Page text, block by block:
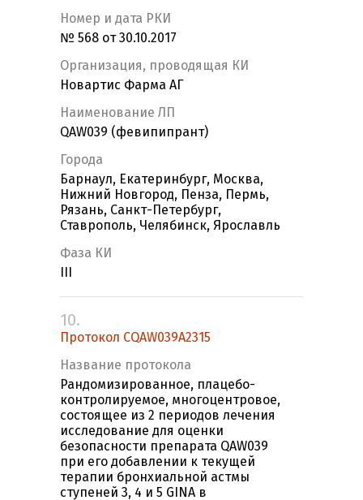
Номер и дата РКИ
№ 568 от 30.10.2017
Организация, проводящая КИ
Новартис Фарма АГ
Наименование ЛП
QAW039 (февипипрант)
Города
Барнаул, Екатеринбург, Москва,
Нижний Новгород, Пенза, Пермь,
Рязань, Санкт-Петербург,
Ставрополь, Челябинск, Ярославль
Фаза КИ
10.
Протокол CQAW039A2315
Название протокола
Рандомизированное, плацебо-
контролируемое, многоцентровое,
состоящее из 2 периодов лечения
исследование для оценки
безопасности препарата QAW039
при его добавлении к текущей
терапии бронхиальной астмы
ступеней 3, 4 и 5 GINA в